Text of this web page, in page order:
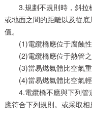
3.規劃不規則時，斜拉
或地面之間的距離以及從
值。
(1)電纜橋應位于腐蝕性
(2)電纜橋應位于熱管之
(3)當易燃氣體比空氣重
(4)當易燃氣體比空氣輕
4.電纜橋不應與下列管
應符合下列規則。或采取相